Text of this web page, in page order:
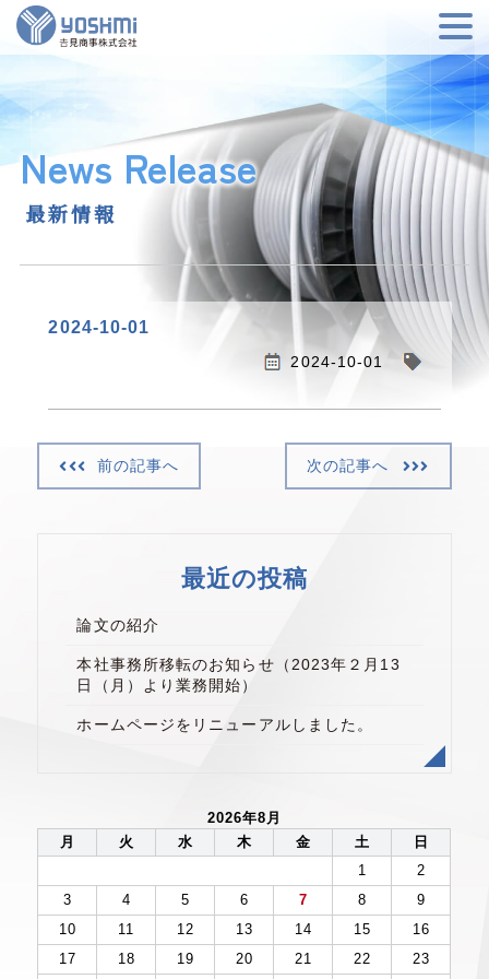
News Release
最新情報
2024-10-01
2024-10-01
前の記事へ 次の記事へ
最近の投稿
論文の紹介
本社事務所移転のお知らせ（2023年２月13
日（月）より業務開始）
ホームページをリニューアルしました。
2026年8月
月
火 水 木 金 土
日
1
2
3
4 5 6 7 8
9
10
11 12 13 14 15
16
17
18 19 20 21 22 23